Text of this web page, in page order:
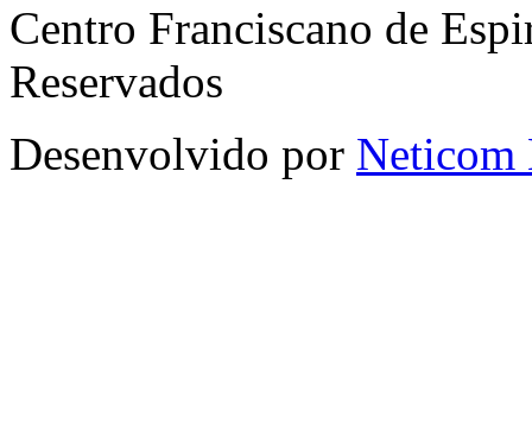
Centro Franciscano de
Reservados
Desenvolvido por Neticom